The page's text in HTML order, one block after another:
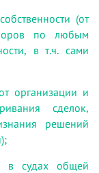
(от
по любым
в т.ч. сами
организации и
сделок,
решений
в судах общей